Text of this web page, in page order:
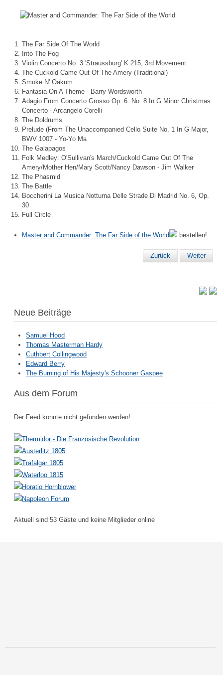
The Far Side Of The World
Into The Fog
Violin Concerto No. 3 'Straussburg' K.215, 3rd Movement
The Cuckold Came Out Of The Amery (Traditional)
Smoke N' Oakum
Fantasia On A Theme - Barry Wordsworth
Adagio From Concerto Grosso Op. 6. No. 8 In G Minor Christmas
Concerto - Arcangelo Corelli
The Doldrums
Prelude (From The Unaccompanied Cello Suite No. 1 In G Major,
BWV 1007 - Yo-Yo Ma
The Galapagos
Folk Medley: O'Sullivan's March/Cuckold Came Out Of The
Amery/Mother Hen/Mary Scott/Nancy Dawson - Jim Walker
The Phasmid
The Battle
Boccherini La Musica Notturna Delle Strade Di Madrid No. 6, Op.
30
Full Circle
Master and Commander: The Far Side of the World bestellen!
Zurück Weiter
Neue Beiträge
Samuel Hood
Thomas Masterman Hardy
Cuthbert Collingwood
Edward Berry
The Burning of His Majesty's Schooner Gaspee
Aus dem Forum
Der Feed konnte nicht gefunden werden!
Aktuell sind 53 Gäste und keine Mitglieder online